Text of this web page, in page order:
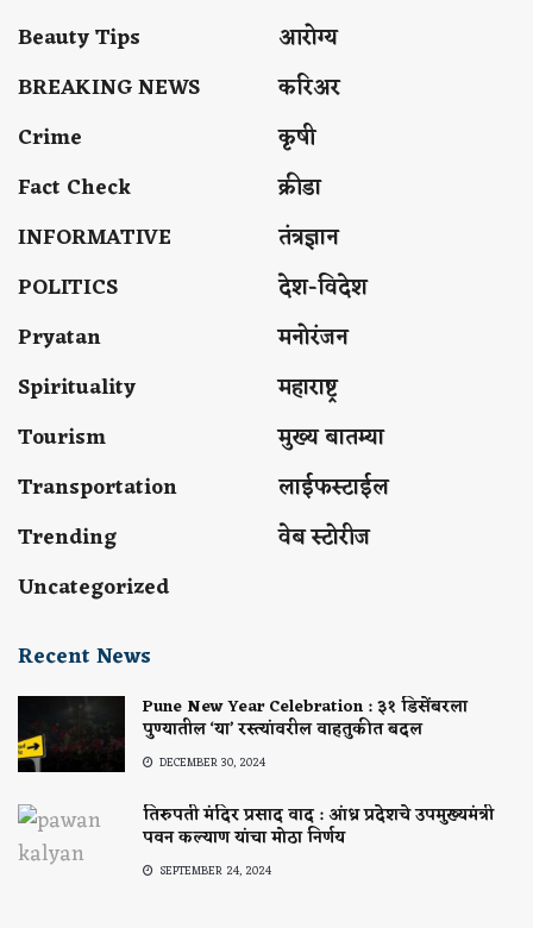
Beauty Tips
BREAKING NEWS
Crime
Fact Check
INFORMATIVE
POLITICS
Pryatan
Spirituality
Tourism
Transportation
Trending
Uncategorized
आरोग्य
करिअर
कृषी
क्रीडा
तंत्रज्ञान
देश-विदेश
मनोरंजन
महाराष्ट्र
मुख्य बातम्या
लाईफस्टाईल
वेब स्टोरीज
Recent News
Pune New Year Celebration : ३१ डिसेंबरला
पुण्यातील ‘या’ रस्त्यांवरील वाहतुकीत बदल
DECEMBER 30, 2024
तिरुपती मंदिर प्रसाद वाद : आंध्र प्रदेशचे उपमुख्यमंत्री
पवन कल्याण यांचा मोठा निर्णय
SEPTEMBER 24, 2024